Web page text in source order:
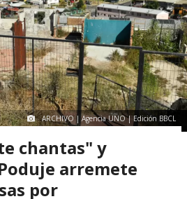
ARCHIVO | Agencia UNO | Edición BBCL
chantas" y
arremete
por